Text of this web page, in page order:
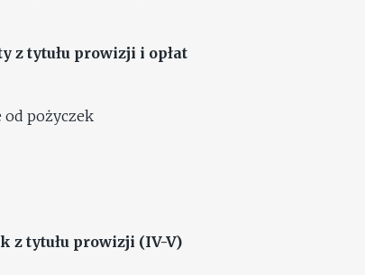
z tytułu prowizji i opłat
pożyczek
z tytułu prowizji (IV-V)